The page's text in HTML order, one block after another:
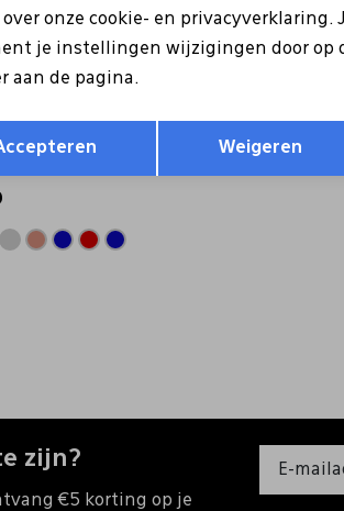
Offroad beige
zijn?
€5 korting op je
Terug
over onze cookie- en privacyverklaring.
je instellingen wijzigingen door op
aan de pagina.
Weigeren